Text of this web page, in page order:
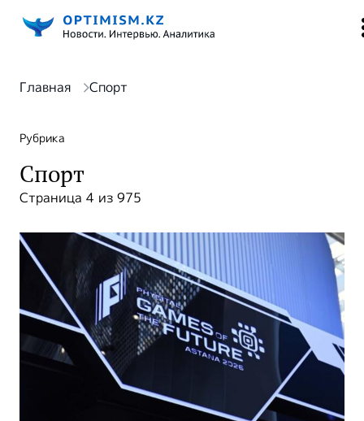
Главная Спорт
Рубрика
Спорт
Страница 4 из 975